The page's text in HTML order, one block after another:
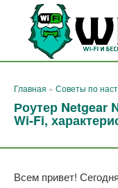
Перейти
контенту
Главная » Советы по
Роутер Netgear
Wi-Fi,
Всем привет!